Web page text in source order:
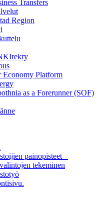
Transfers
Region
Platform
as a Forerunner (SOF)
painopisteet –
tekeminen